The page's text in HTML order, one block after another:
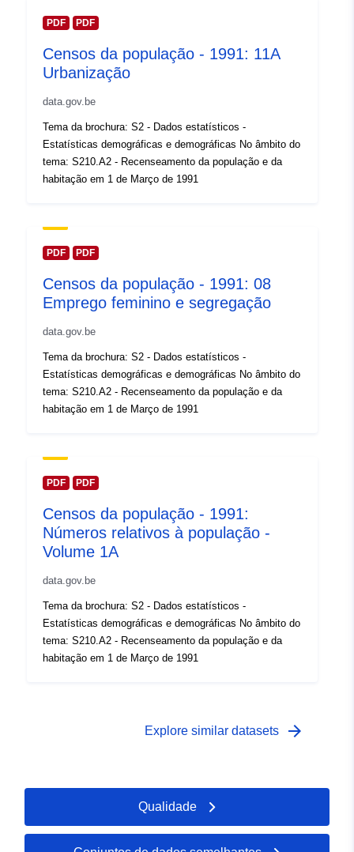
Registo do
30 July 2026
Espacial: Coordenadas:
[ [ 2.54, 51.51
Identificadores: Q12694#ID
uriRef:
Direitos de
acesso:
public
PDF PDF
Censos da população - 1991: 11A
Urbanização
data.gov.be
Tema da brochura: S2 - Dados estatísticos -
Estatísticas demográficas e demográficas No âmbito do
tema: S210.A2 - Recenseamento da população e da
habitação em 1 de Março de 1991
PDF PDF
Censos da população - 1991: 08
Emprego feminino e segregação
data.gov.be
Tema da brochura: S2 - Dados estatísticos -
Estatísticas demográficas e demográficas No âmbito do
tema: S210.A2 - Recenseamento da população e da
habitação em 1 de Março de 1991
PDF PDF
Censos da população - 1991:
Números relativos à população -
Volume 1A
data.gov.be
Tema da brochura: S2 - Dados estatísticos -
Estatísticas demográficas e demográficas No âmbito do
tema: S210.A2 - Recenseamento da população e da
habitação em 1 de Março de 1991
Explore similar datasets arrow_forward
Qualidade